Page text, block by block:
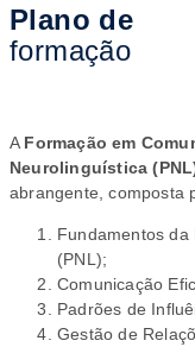
Plano de
formação
A Formação em
Neurolinguística
abrangente, composta
Fundamentos
(PNL);
Comunicação
Padrões de
Gestão de